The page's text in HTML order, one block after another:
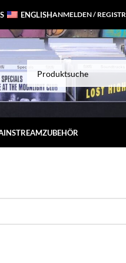
ENGLISHANMELDEN /
ZUBEHÖR